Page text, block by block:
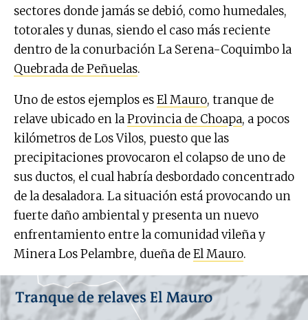
sectores donde jamás se debió, como humedales,
totorales y dunas, siendo el caso más reciente
dentro de la conurbación La Serena-Coquimbo la
Quebrada de Peñuelas.
Uno de estos ejemplos esEl Mauro, tranque de
relave ubicado en laProvincia de Choapa, a pocos
kilómetros de Los Vilos, puesto que las
precipitaciones provocaron el colapso de uno de
sus ductos, el cual habría desbordado concentrado
de la desaladora. La situación está provocando un
fuerte daño ambiental y presenta un nuevo
enfrentamiento entre la comunidad vileña y
Minera Los Pelambre, dueña deEl Mauro.